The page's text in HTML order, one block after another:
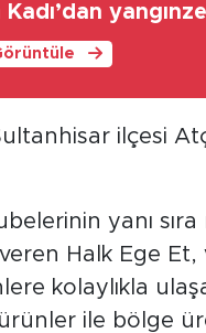
Kadı’dan
ilçesi
yanı sıra
Halk Ege Et,
kolaylıkla
ile bölge